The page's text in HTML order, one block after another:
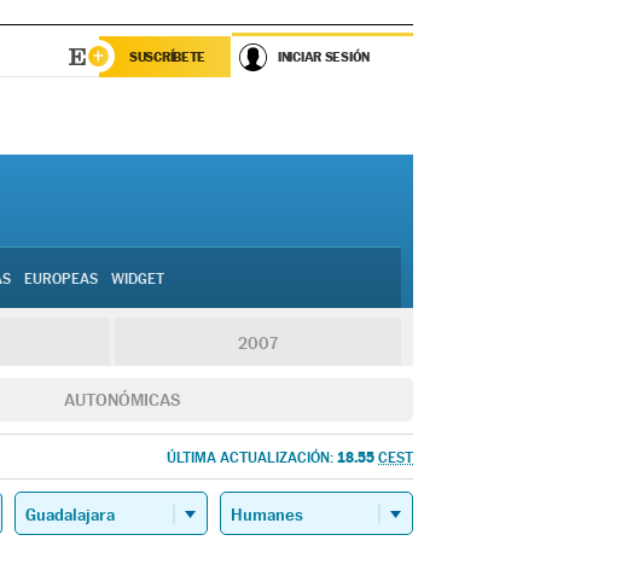
SUSCRÍBETE INICIAR SESIÓN
EUROPEAS WIDGET
2007
AUTONÓMICAS
ÚLTIMA ACTUALIZACIÓN: 18.55 CEST